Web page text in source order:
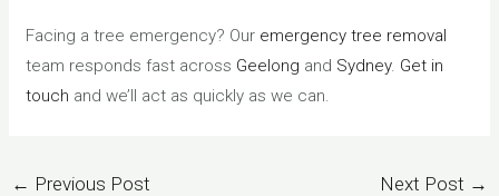
Facing a tree emergency? Our emergency tree removal
team responds fast across Geelong and Sydney. Get in
touch and we’ll act as quickly as we can.
← Previous Post Next Post →